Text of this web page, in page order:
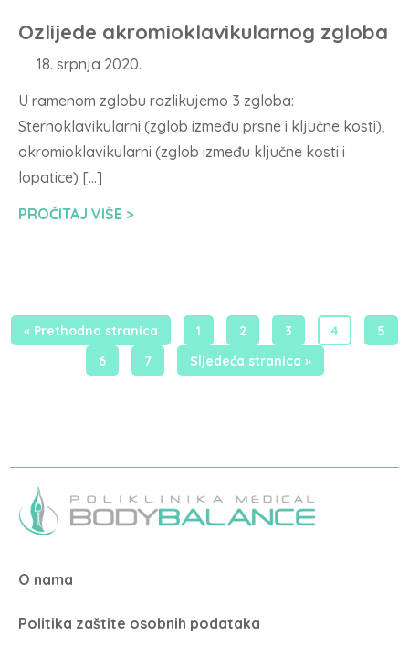
Ozlijede akromioklavikularnog zgloba
18. srpnja 2020.
U ramenom zglobu razlikujemo 3 zgloba:
Sternoklavikularni (zglob između prsne i ključne kosti),
akromioklavikularni (zglob između ključne kosti i
lopatice) […]
PROČITAJ VIŠE
« Prethodna stranica 1 2 3 4
5
6
7 Sljedeća stranica »
O nama
Politika zaštite osobnih podataka